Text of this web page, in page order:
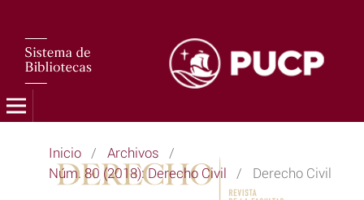
Inicio / Archivos /
Núm. 80 (2018): Derecho Civil / Derecho Civil